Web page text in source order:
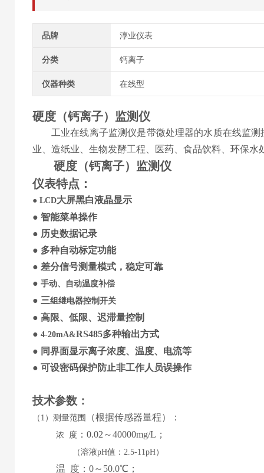
品牌 淳业仪表
分类 钙离子
仪器种类 在线型
硬度（钙离子） 监测仪
工业在线离子监测仪是带微处理器的水质在线监
业、造纸业、生物发酵工程、医药、食品饮料、环保水
硬度（钙离子） 监测仪
仪表特点 ：
● LCD大屏黑白液晶显示
● 智能菜单操作
● 历史数据记录
● 多种自动标定功能
● 差分信号测量模式，稳定可靠
● 手动、自动温度补偿
● 三组继电器控制开关
● 高限、低限、迟滞量控制
● 4-20mA&RS485多种输出方式
● 同界面显示离子浓度、 温度、 电流等
● 可设密码保护防止非工作人员误操作
技术参数 ：
（ 1）测量范围 （根据传感器量程） ：
浓 度 ： 0.02 ～40000mg/L ；
（溶液pH值：2.5-11pH）
温 度： 0～ 50.0℃；